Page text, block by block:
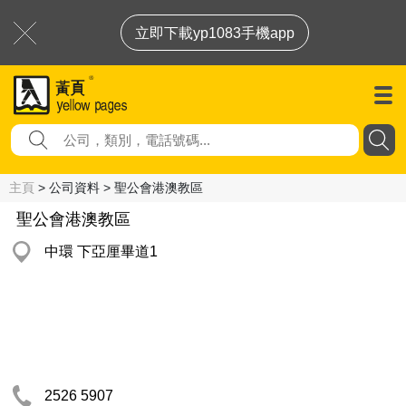
立即下載yp1083手機app
主頁 > 公司資料 > 聖公會港澳教區
聖公會港澳教區
中環 下亞厘畢道1
2526 5907